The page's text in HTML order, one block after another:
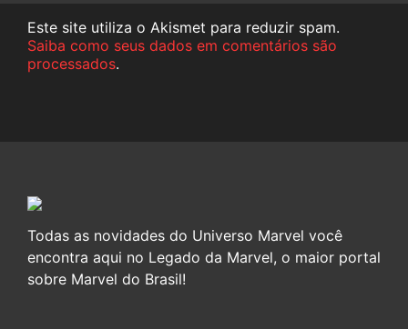
Este site utiliza o Akismet para reduzir spam.
Saiba como seus dados em comentários são
processados.
Todas as novidades do Universo Marvel você
encontra aqui no Legado da Marvel, o maior portal
sobre Marvel do Brasil!